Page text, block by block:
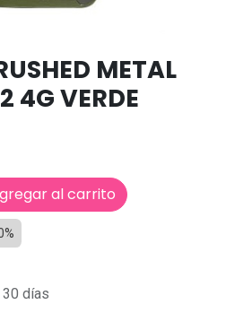
METAL
4G VERDE
al carrito
30 días